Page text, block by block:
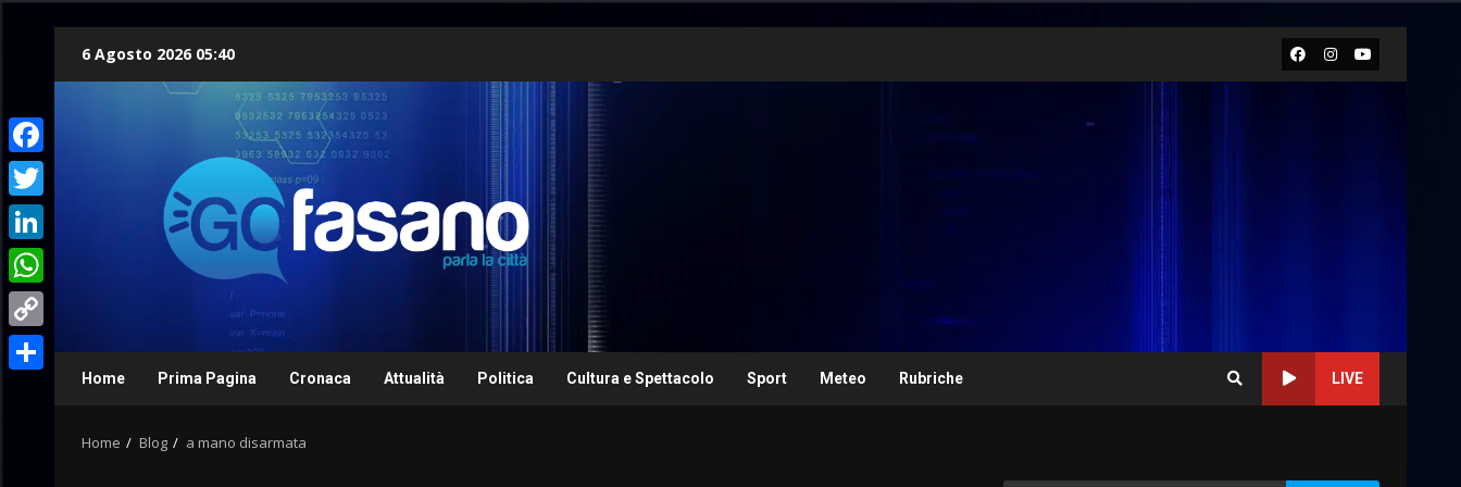
6 Agosto 2026 05:40 Facebook
Instagram
Youtube
Home Prima Pagina Cronaca Attualità Politica Cultura e Spettacolo Sport Meteo Rubriche LIVE
Home Blog a mano disarmata
Facebook
Twitter
LinkedIn
WhatsApp
Copy